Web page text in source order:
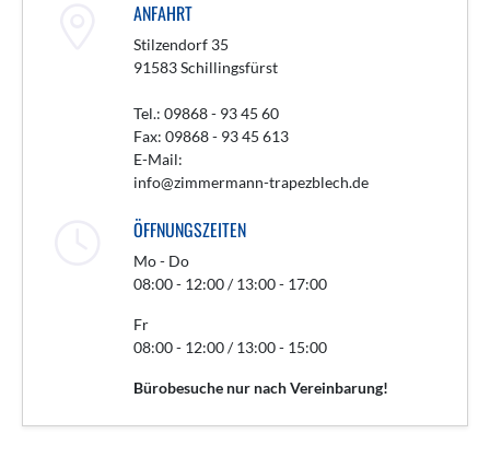
ANFAHRT
Stilzendorf 35
91583 Schillingsfürst
Tel.: 09868 - 93 45 60
Fax: 09868 - 93 45 613
E-Mail:
info@zimmermann-trapezblech.de
ÖFFNUNGSZEITEN
Mo - Do
08:00 - 12:00 / 13:00 - 17:00
Fr
08:00 - 12:00 / 13:00 - 15:00
Bürobesuche nur nach Vereinbarung!